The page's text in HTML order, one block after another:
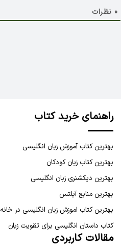
0 نظرات
راهنمای خرید کتاب
بهترین کتاب آموزش زبان انگلیسی
بهترین کتاب زبان کودکان
بهترین دیکشنری زبان انگلیسی
بهترین منابع آیلتس
بهترین کتاب اموزش زبان انگلیسی در خانه
کتاب داستان انگلیسی برای تقویت زبان
مقالات کاربردی